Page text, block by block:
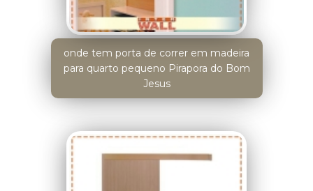
onde tem porta de correr em madeira
para quarto pequeno Pirapora do Bom
Jesus